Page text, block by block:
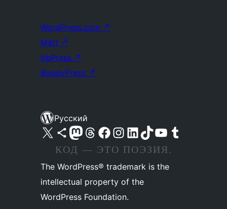
WordPress.com ↗
Matt ↗
bbPress ↗
BuddyPress ↗
Русский
Посетите нас в X (ранее Twitter)
Посетите нашу учётную запись в Bluesky
Посетите нашу ленту в Mastodon
Посетите нашу учётную запись в Threads
Посетите нашу страницу на Facebook
Посетите наш Instagram
Посетите нашу страницу в LinkedIn
Посетите нашу учётную запись в TikTok
Посетите наш канал YouTube
Посетите нашу учётную запись в Tumblr
КОД — ЭТО ПОЭЗИЯ.
The WordPress® trademark is the
intellectual property of the
WordPress Foundation.